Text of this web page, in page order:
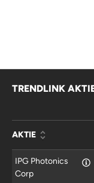
TRENDLINK
AKTIE
IPG Photonics
Corp